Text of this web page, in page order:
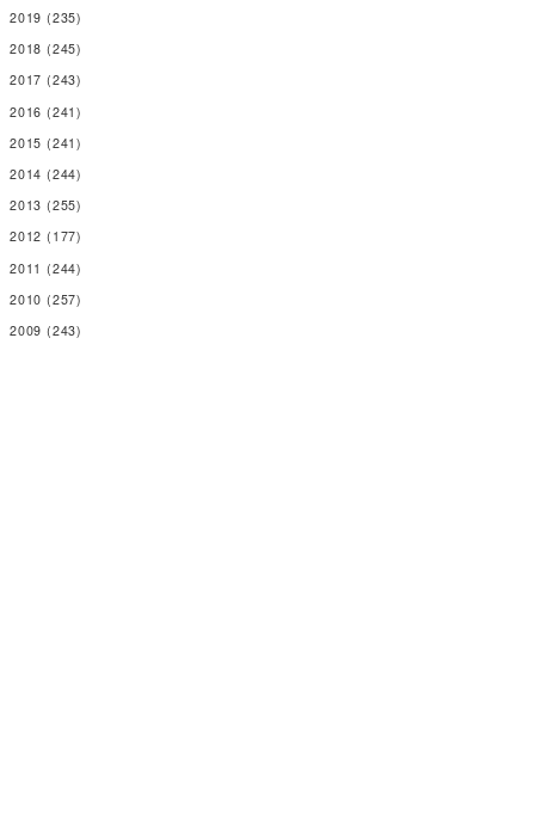
2019 (235)
2018 (245)
2017 (243)
2016 (241)
2015 (241)
2014 (244)
2013 (255)
2012 (177)
2011 (244)
2010 (257)
2009 (243)